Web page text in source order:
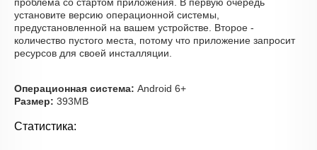
установите версию операционной системы,
предустановленной на вашем устройстве. Второе -
количество пустого места, потому что приложение запросит
ресурсов для своей инсталляции.
Операционная система: Android 6+
Размер: 393MB
Статистика: